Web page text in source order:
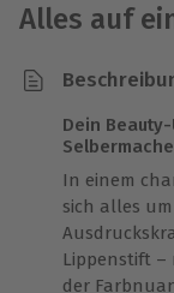
Alles auf
Dein
In einem
sich alles
Lippenstift
der